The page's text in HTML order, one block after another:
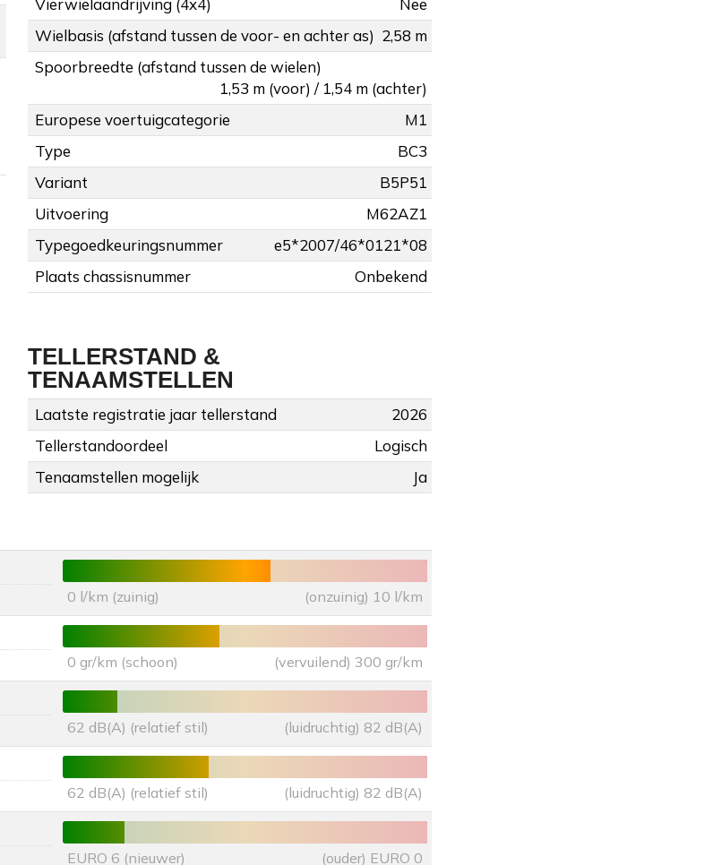
Vierwielaandrijving (4x4)
Nee
Wielbasis (afstand tussen de voor- en achter as) 2,58 m
Spoorbreedte (afstand tussen de wielen)
1,53 m (voor) / 1,54 m (achter)
Europese voertuigcategorie
M1
Type
BC3
Variant
B5P51
Uitvoering
M62AZ1
Typegoedkeuringsnummer
e5*2007/46*0121*08
Plaats chassisnummer
Onbekend
TELLERSTAND &
TENAAMSTELLEN
Laatste registratie jaar tellerstand
2026
Tellerstandoordeel
Logisch
Tenaamstellen mogelijk
Ja
0 l/km (zuinig) (onzuinig) 10 l/km
0 gr/km (schoon) (vervuilend) 300 gr/km
62 dB(A) (relatief stil) (luidruchtig) 82 dB(A)
62 dB(A) (relatief stil) (luidruchtig) 82 dB(A)
EURO 6 (nieuwer) (ouder) EURO 0